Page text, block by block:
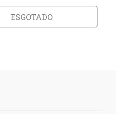
ESGOTADO